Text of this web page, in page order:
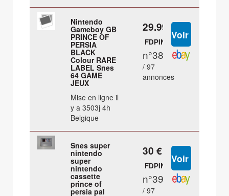
Nintendo
Gameboy GB
PRINCE OF
PERSIA
BLACK
Colour RARE
LABEL Snes
64 GAME
JEUX
Mise en ligne il
y a 3503j 4h
Belgique
29.99 €
FDPIN
n°38
/ 97
annonces
Snes super
nintendo
super
nintendo
cassette
prince of
persia pal
30 €
FDPIN
n°39
/ 97